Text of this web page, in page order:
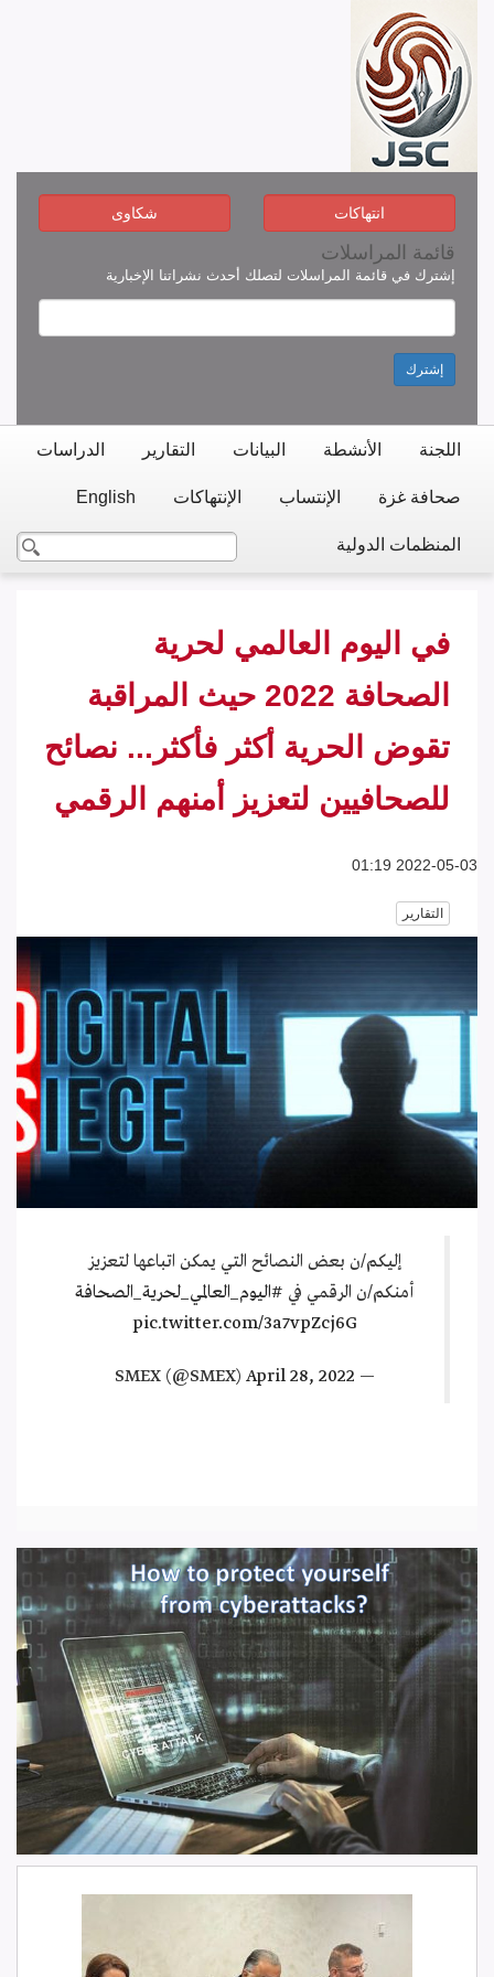
انتهاكات شكاوى
قائمة المراسلات
إشترك في قائمة المراسلات لتصلك أحدث نشراتنا الإخبارية
إشترك
اللجنة الأنشطة البيانات التقارير الدراسات
صحافة غزة الإنتساب الإنتهاكات English
المنظمات الدولية
في اليوم العالمي لحرية
الصحافة 2022 حيث المراقبة
تقوض الحرية أكثر فأكثر... نصائح
للصحافيين لتعزيز أمنهم الرقمي
2022-05-03 01:19
التقارير
إليكم/ن بعض النصائح التي يمكن اتباعها لتعزيز
أمنكم/ن الرقمي في #اليوم_العالمي_لحرية_الصحافة
pic.twitter.com/3a7vpZcj6G
— SMEX (@SMEX)
April 28, 2022